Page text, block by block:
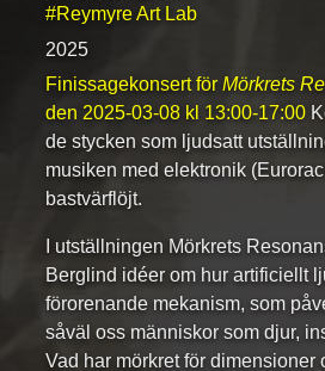
#Reymyre Art Lab
2025
Finissagekonsert för Mörkrets
den 2025-03-08kl 13:00‐17:00
de stycken som ljudsatt
musiken med elektronik
bastvärflöjt.
I utställningen Mörkrets
Berglind idéer om hur artificiellt
förorenande mekanism, som
såväl oss människor som djur,
Vad har mörkret för dimensioner